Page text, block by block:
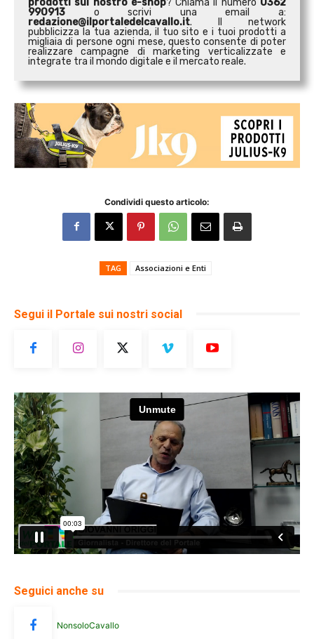
990913 o scrivi una email a:
redazione@ilportaledelcavallo.it. Il network
pubblicizza la tua azienda, il tuo sito e i tuoi prodotti a
migliaia di persone ogni mese, questo consente di poter
realizzare campagne di marketing verticalizzate e
integrate tra il mondo digitale e il mercato reale.
Condividi questo articolo:
TAG Associazioni e Enti
Segui il Portale sui nostri social
Seguici anche su
NonsoloCavallo